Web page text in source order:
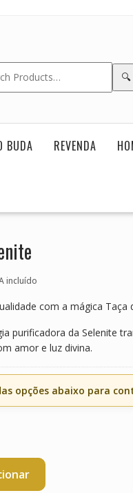
🔍
BUDA REVENDA
incluído
com a mágica Taça
purificadora da Selenite
amor e luz divina.
opções abaixo para